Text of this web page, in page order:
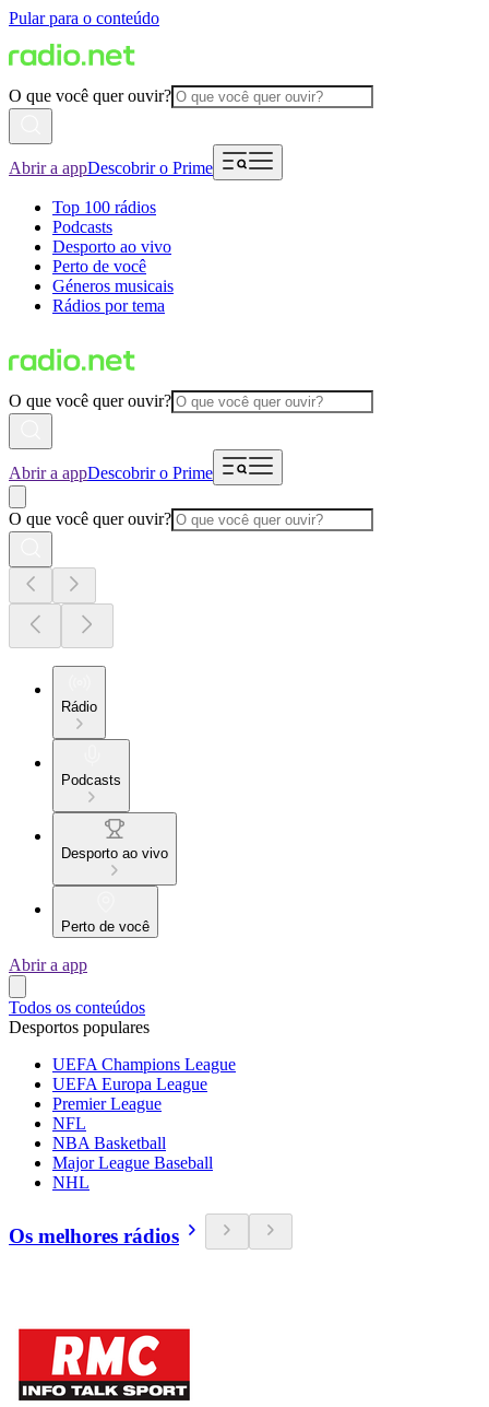
Pular para o conteúdo
O que você quer ouvir?
Abrir a appDescobrir o Prime
Top 100 rádios
Podcasts
Desporto ao vivo
Perto de você
Géneros musicais
Rádios por tema
O que você quer ouvir?
Abrir a appDescobrir o Prime
O que você quer ouvir?
Rádio
Podcasts
Desporto ao vivo
Perto de você
Abrir a app
Todos os conteúdos
Desportos populares
UEFA Champions League
UEFA Europa League
Premier League
NFL
NBA Basketball
Major League Baseball
NHL
Os melhores rádios